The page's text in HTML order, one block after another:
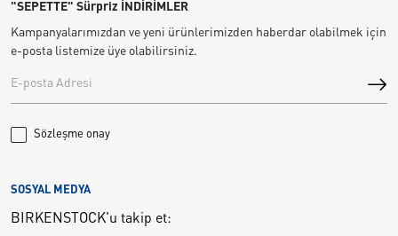
"SEPETTE" Sürpriz İNDİRİMLER
Kampanyalarımızdan ve yeni ürünlerimizden haberdar olabilmek için
e-posta listemize üye olabilirsiniz.
Sözleşme onay
SOSYAL MEDYA
BIRKENSTOCK'u takip et: